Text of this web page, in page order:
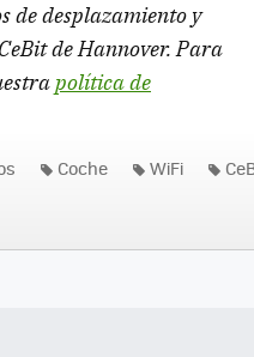
de desplazamiento y
de Hannover. Para
política de
Coche WiFi